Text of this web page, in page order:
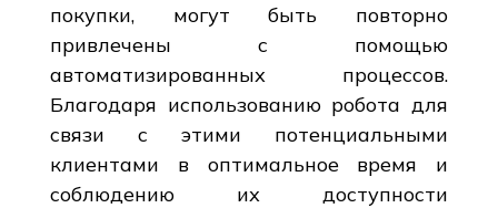
покупки, могут быть повторно
привлечены с помощью
автоматизированных процессов.
Благодаря использованию робота для
связи с этими потенциальными
клиентами в оптимальное время и
соблюдению их доступности